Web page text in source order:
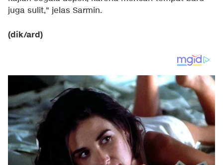
juga sulit," jelas Sarmin.
(dik/ard)